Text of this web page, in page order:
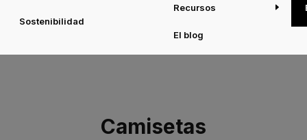
Sostenibilidad
Recursos
El blog
Camisetas